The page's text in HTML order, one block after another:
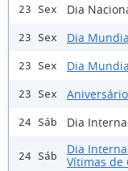
23 Sex Dia
23 Sex Dia
23 Sex Dia
23 Sex
24 Sáb Dia
24 Sáb
Dia
Vítimas de